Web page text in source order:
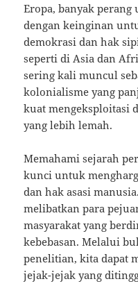
Eropa, banyak
dengan keinginan
demokrasi dan hak
seperti di Asia dan
sering kali muncul
kolonialisme yang
kuat mengeksploitasi
yang lebih lemah.
Memahami sejarah
kunci untuk
dan hak asasi
melibatkan para
masyarakat yang
kebebasan. Melalui
penelitian, kita dapat
jejak-jejak yang